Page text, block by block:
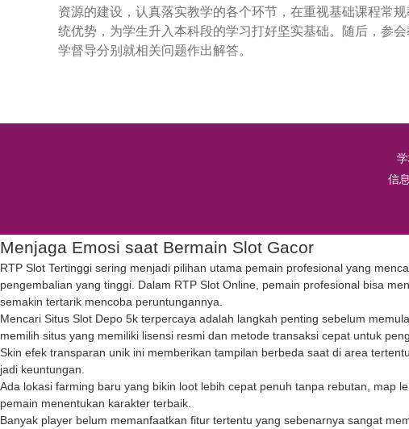
资源的建设，认真落实教学的各个环节，在重视基础课程常
统优势，为学生升入本科段的学习打好坚实基础。随后，参
学督导分别就相关问题作出解答。
信
Menjaga Emosi saat Bermain Slot Gacor
RTP Slot Tertinggi sering menjadi pilihan utama pemain profesional yang
pengembalian yang tinggi. Dalam RTP Slot Online, pemain profesional bisa
semakin tertarik mencoba peruntungannya.
Mencari Situs Slot Depo 5k terpercaya adalah langkah penting sebelum
memilih situs yang memiliki lisensi resmi dan metode transaksi cepat untuk
Skin efek transparan unik ini memberikan tampilan berbeda saat di area
jadi keuntungan.
Ada lokasi farming baru yang bikin loot lebih cepat penuh tanpa rebutan, map
pemain menentukan karakter terbaik.
Banyak player belum memanfaatkan fitur tertentu yang sebenarnya sangat